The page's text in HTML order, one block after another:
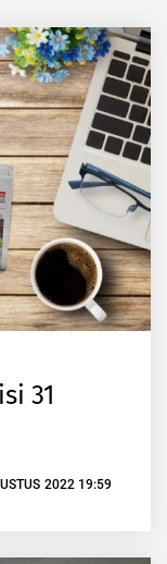
31
2022 19:59